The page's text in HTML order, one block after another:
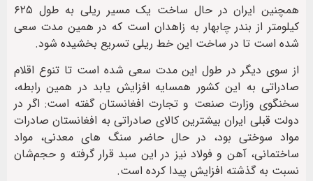
همچنین ایران در حال ساخت یک مسیر ریلی به طول ۶۲۵
کیلومتر از بندر چابهار به زاهدان است که در همین مدت سعی
شده است تا در ساخت این خط ریلی تسریع بخشیده شود.
از سوی دیگر در طول این مدت سعی شده است تا تنوع اقلام
صادراتی به این کشور همسایه افزایش یابد در همین رابطه،
سخنگوی وزارت صنعت و تجارت افغانستان گفته است: اگر در
دولت قبلی ایران بیشترین کالای صادراتی به افغانستان صادرات
مواد سوختی بود، در حال حاضر سنگ های معدنی، مواد
ساختمانی، آهن و فولاد نیز در این سبد قرار گرفته و حجم‌شان
نسبت به گذشته افزایش پیدا کرده است.